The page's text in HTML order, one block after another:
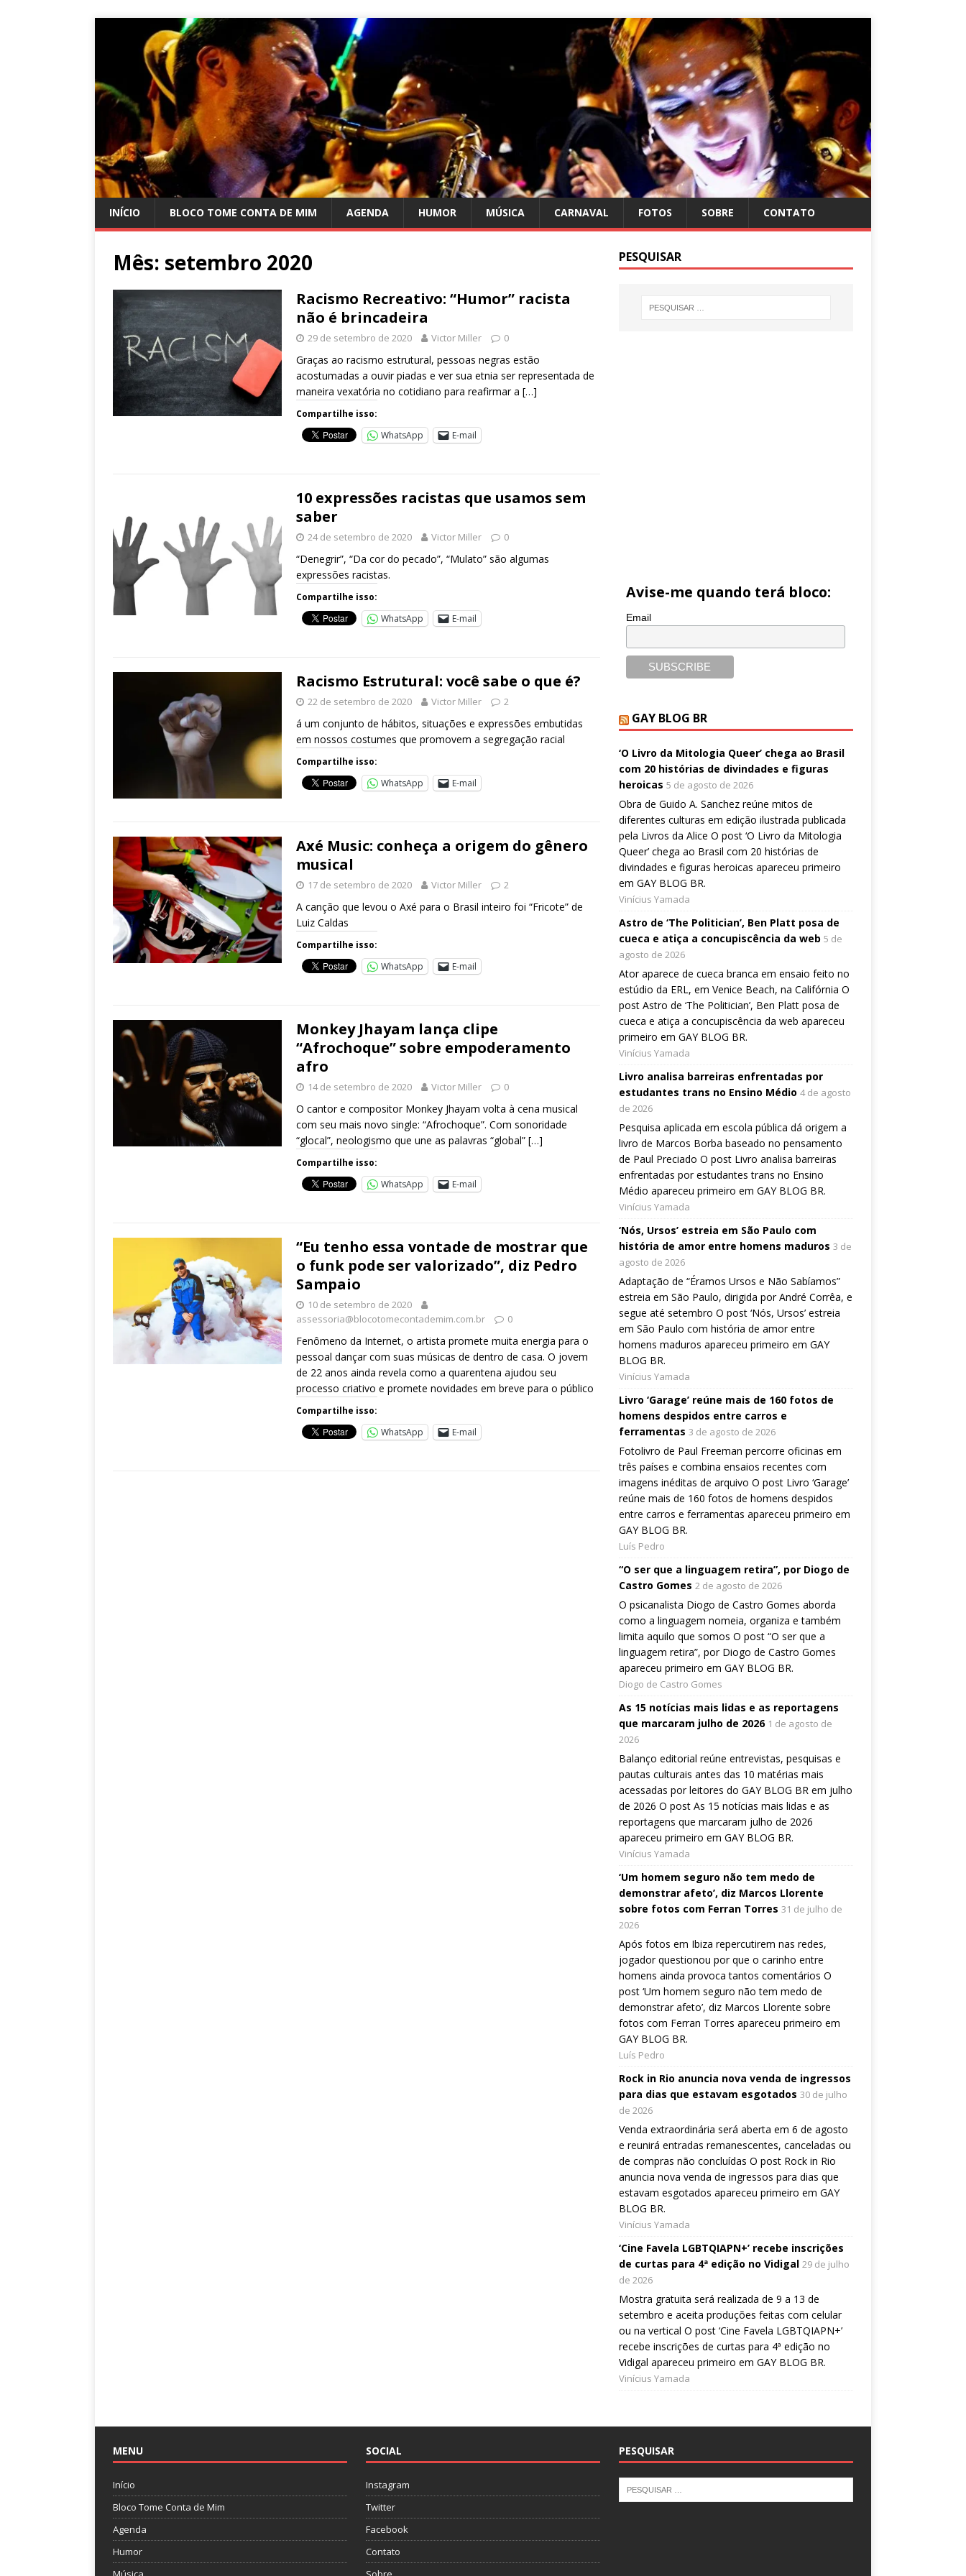
INÍCIO BLOCO TOME CONTA DE MIM AGENDA HUMOR MÚSICA CARNAVAL FOTOS SOBRE CONTATO
Mês: setembro 2020
Racismo Recreativo: “Humor” racista
não é brincadeira
29 de setembro de 2020 Victor Miller 0
Graças ao racismo estrutural, pessoas negras estão
acostumadas a ouvir piadas e ver sua etnia ser representada de
maneira vexatória no cotidiano para reafirmar a […]
Compartilhe isso:
WhatsApp
E-mail
10 expressões racistas que usamos sem
saber
24 de setembro de 2020 Victor Miller 0
“Denegrir”, “Da cor do pecado”, “Mulato” são algumas
expressões racistas.
Compartilhe isso:
WhatsApp
E-mail
Racismo Estrutural: você sabe o que é?
22 de setembro de 2020 Victor Miller 2
á um conjunto de hábitos, situações e expressões embutidas
em nossos costumes que promovem a segregação racial
Compartilhe isso:
WhatsApp
E-mail
Axé Music: conheça a origem do gênero
musical
17 de setembro de 2020 Victor Miller 2
A canção que levou o Axé para o Brasil inteiro foi “Fricote” de
Luiz Caldas
Compartilhe isso:
WhatsApp
E-mail
Monkey Jhayam lança clipe
“Afrochoque” sobre empoderamento
afro
14 de setembro de 2020 Victor Miller 0
O cantor e compositor Monkey Jhayam volta à cena musical
com seu mais novo single: “Afrochoque”. Com sonoridade
“glocal”, neologismo que une as palavras “global” […]
Compartilhe isso:
WhatsApp
E-mail
“Eu tenho essa vontade de mostrar que
o funk pode ser valorizado”, diz Pedro
Sampaio
10 de setembro de 2020
assessoria@blocotomecontademim.com.br
0
Fenômeno da Internet, o artista promete muita energia para o
pessoal dançar com suas músicas de dentro de casa. O jovem
de 22 anos ainda revela como a quarentena ajudou seu
processo criativo e promete novidades em breve para o público
Compartilhe isso:
WhatsApp
E-mail
PESQUISAR
Avise-me quando terá bloco:
Email
GAY BLOG BR
‘O Livro da Mitologia Queer’ chega ao Brasil
com 20 histórias de divindades e figuras
heroicas 5 de agosto de 2026
Obra de Guido A. Sanchez reúne mitos de
diferentes culturas em edição ilustrada publicada
pela Livros da Alice O post ‘O Livro da Mitologia
Queer’ chega ao Brasil com 20 histórias de
divindades e figuras heroicas apareceu primeiro
em GAY BLOG BR.
Vinícius Yamada
Astro de ‘The Politician’, Ben Platt posa de
cueca e atiça a concupiscência da web 5 de
agosto de 2026
Ator aparece de cueca branca em ensaio feito no
estúdio da ERL, em Venice Beach, na Califórnia O
post Astro de ‘The Politician’, Ben Platt posa de
cueca e atiça a concupiscência da web apareceu
primeiro em GAY BLOG BR.
Vinícius Yamada
Livro analisa barreiras enfrentadas por
estudantes trans no Ensino Médio 4 de agosto
de 2026
Pesquisa aplicada em escola pública dá origem a
livro de Marcos Borba baseado no pensamento
de Paul Preciado O post Livro analisa barreiras
enfrentadas por estudantes trans no Ensino
Médio apareceu primeiro em GAY BLOG BR.
Vinícius Yamada
‘Nós, Ursos’ estreia em São Paulo com
história de amor entre homens maduros 3 de
agosto de 2026
Adaptação de “Éramos Ursos e Não Sabíamos”
estreia em São Paulo, dirigida por André Corrêa, e
segue até setembro O post ‘Nós, Ursos’ estreia
em São Paulo com história de amor entre
homens maduros apareceu primeiro em GAY
BLOG BR.
Vinícius Yamada
Livro ‘Garage’ reúne mais de 160 fotos de
homens despidos entre carros e
ferramentas 3 de agosto de 2026
Fotolivro de Paul Freeman percorre oficinas em
três países e combina ensaios recentes com
imagens inéditas de arquivo O post Livro ‘Garage’
reúne mais de 160 fotos de homens despidos
entre carros e ferramentas apareceu primeiro em
GAY BLOG BR.
Luís Pedro
“O ser que a linguagem retira”, por Diogo de
Castro Gomes 2 de agosto de 2026
O psicanalista Diogo de Castro Gomes aborda
como a linguagem nomeia, organiza e também
limita aquilo que somos O post “O ser que a
linguagem retira”, por Diogo de Castro Gomes
apareceu primeiro em GAY BLOG BR.
Diogo de Castro Gomes
As 15 notícias mais lidas e as reportagens
que marcaram julho de 2026 1 de agosto de
2026
Balanço editorial reúne entrevistas, pesquisas e
pautas culturais antes das 10 matérias mais
acessadas por leitores do GAY BLOG BR em julho
de 2026 O post As 15 notícias mais lidas e as
reportagens que marcaram julho de 2026
apareceu primeiro em GAY BLOG BR.
Vinícius Yamada
‘Um homem seguro não tem medo de
demonstrar afeto’, diz Marcos Llorente
sobre fotos com Ferran Torres 31 de julho de
2026
Após fotos em Ibiza repercutirem nas redes,
jogador questionou por que o carinho entre
homens ainda provoca tantos comentários O
post ‘Um homem seguro não tem medo de
demonstrar afeto’, diz Marcos Llorente sobre
fotos com Ferran Torres apareceu primeiro em
GAY BLOG BR.
Luís Pedro
Rock in Rio anuncia nova venda de ingressos
para dias que estavam esgotados 30 de julho
de 2026
Venda extraordinária será aberta em 6 de agosto
e reunirá entradas remanescentes, canceladas ou
de compras não concluídas O post Rock in Rio
anuncia nova venda de ingressos para dias que
estavam esgotados apareceu primeiro em GAY
BLOG BR.
Vinícius Yamada
‘Cine Favela LGBTQIAPN+’ recebe inscrições
de curtas para 4ª edição no Vidigal 29 de julho
de 2026
Mostra gratuita será realizada de 9 a 13 de
setembro e aceita produções feitas com celular
ou na vertical O post ‘Cine Favela LGBTQIAPN+’
recebe inscrições de curtas para 4ª edição no
Vidigal apareceu primeiro em GAY BLOG BR.
Vinícius Yamada
MENU
Início
Bloco Tome Conta de Mim
Agenda
Humor
SOCIAL
Instagram
Twitter
Facebook
Contato
PESQUISAR